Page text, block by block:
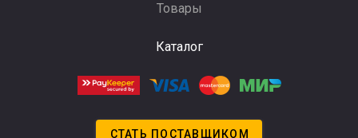
Товары
Каталог
СТАТЬ ПОСТАВЩИКОМ